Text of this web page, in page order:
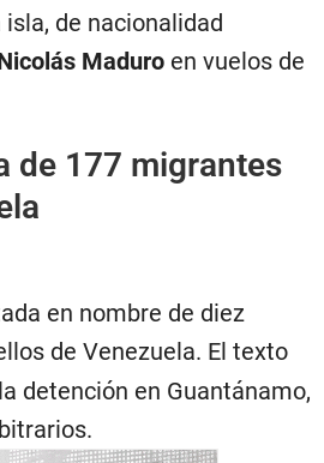
de nacionalidad
Maduroen vuelos de
de 177 migrantes
en nombre de diez
de Venezuela. El texto
detención en Guantánamo,